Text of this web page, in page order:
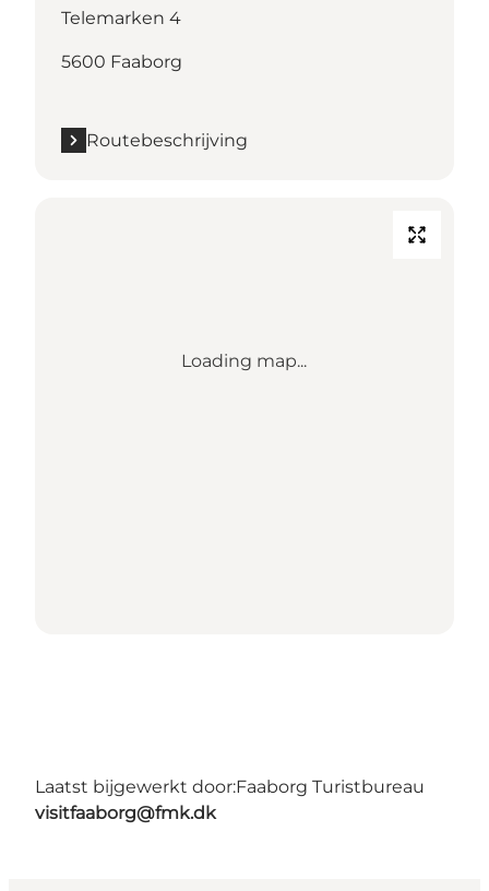
Telemarken 4
5600 Faaborg
Routebeschrijving
Loading map...
Laatst bijgewerkt door:Faaborg Turistbureau
visitfaaborg@fmk.dk